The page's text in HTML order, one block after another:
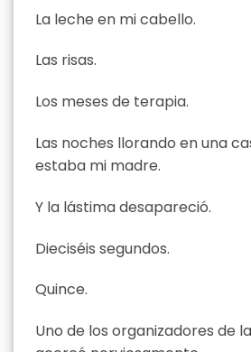
La leche en mi cabello.
Las risas.
Los meses de terapia.
Las noches llorando en una
estaba mi madre.
Y la lástima desapareció.
Dieciséis segundos.
Quince.
Uno de los organizadores de